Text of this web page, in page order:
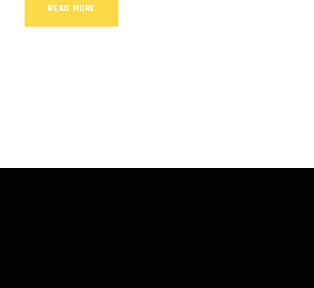
READ MORE